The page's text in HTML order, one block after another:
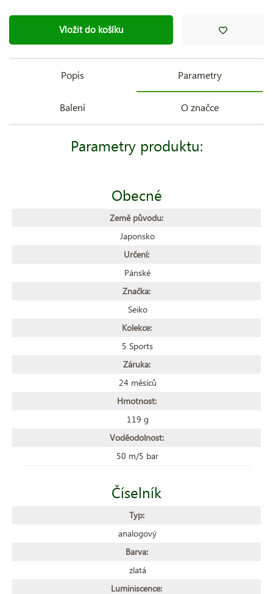
Vložit do košíku
Popis Parametry
Balení O značce
Parametry produktu:
Obecné
Země původu:
Japonsko
Určení:
Pánské
Značka:
Seiko
Kolekce:
5 Sports
Záruka:
24 měsíců
Hmotnost:
119 g
Voděodolnost:
50 m/5 bar
Číselník
Typ:
analogový
Barva:
zlatá
Luminiscence: